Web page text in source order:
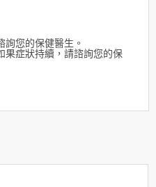
您的保健醫生。
果症狀持續，請諮詢您的保